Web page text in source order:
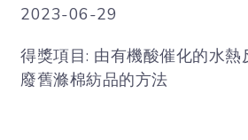
2023-06-29
得獎項目: 由有機酸催化的水熱
廢舊滌棉紡品的方法